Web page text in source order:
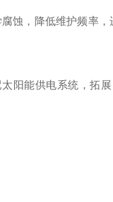
蚀，降低维护频率，
阳能供电系统，拓